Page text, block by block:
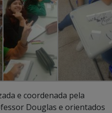
e coordenada pela
Douglas e orientados